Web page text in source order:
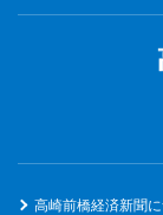
高崎前橋経済新聞